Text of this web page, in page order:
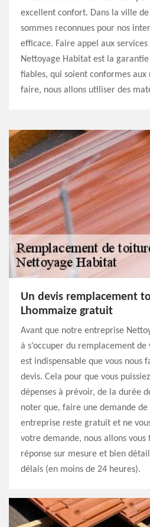
excellent confort. Dans la ville
sommes reconnues pour nos
efficace. Faire appel aux
Nettoyage Habitat est la garantie
fiables, qui soient conformes aux
faire, nous allons utiliser des
Un devis remplacement
Lhommaize gratuit
Avant que notre entreprise
à s’occuper du remplacement
est indispensable que vous nous
devis. Cela pour que vous
dépenses à prévoir, de la durée
noter que, faire une demande de
entreprise reste gratuit et ne
votre demande, nous allons
réponse sur mesure et bien
délais (en moins de 24 heures).